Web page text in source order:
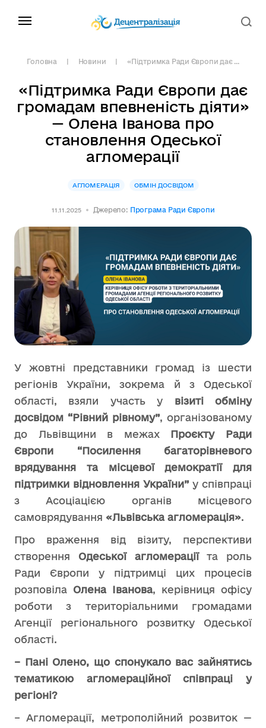
Головна Новини «Підтримка Ради Європи дає ...
«Підтримка Ради Європи дає
громадам впевненість діяти»
— Олена Іванова про
становлення Одеської
агломерації
АГЛОМЕРАЦІЯ ОБМІН ДОСВІДОМ
11.11.2025 Джерело: Програма Ради Європи
У жовтні представники громад із шести
регіонів України, зокрема й з Одеської
області, взяли участь у візиті обміну
досвідом “Рівний рівному”, організованому
до Львівщини в межах Проєкту Ради
Європи “Посилення багаторівневого
врядування та місцевої демократії для
підтримки відновлення України” у співпраці
з Асоціацією органів місцевого
самоврядування «Львівська агломерація».
Про враження від візиту, перспективи
створення Одеської агломераціїта роль
Ради Європи у підтримці цих процесів
розповіла Олена Іванова, керівниця офісу
роботи з територіальними громадами
Агенції регіонального розвитку Одеської
області.
– Пані Олено, що спонукало вас зайнятись
тематикою агломераційної співпраці у
регіоні?
– Агломерації, метрополійний розвиток —